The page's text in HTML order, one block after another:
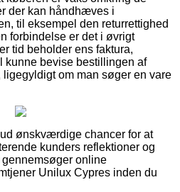
der kan håndhæves i
til eksempel den returrettighed
forbindelse er det i øvrigt
tid beholder ens faktura,
kunne bevise bestillingen af
om man søger en vare
ønskværdige chancer for at
kunders reflektioner og
online
Unilux Cypres inden du